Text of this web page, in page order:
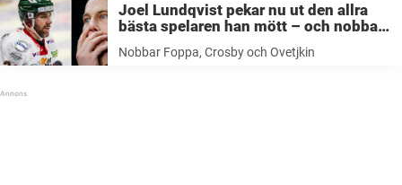
Joel Lundqvist pekar nu ut den allra
bästa spelaren han mött – och nobbar
Crosby, Ovetjkin och Peter Forsberg
Nobbar Foppa, Crosby och Ovetjkin